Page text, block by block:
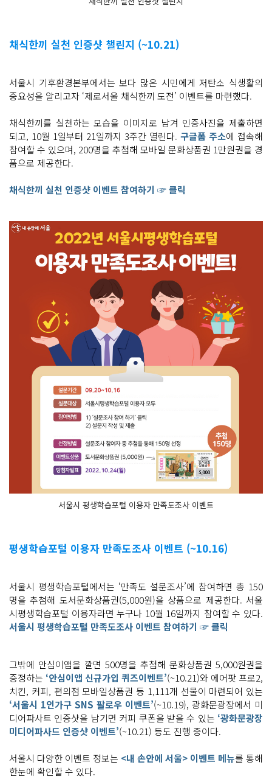
채식한끼 실천 인증샷 챌린지 (~10.21)
서울시 기후환경본부에서는 보다 많은 시민에게 저탄소 식생활의
중요성을 알리고자 ‘제로서울 채식한끼 도전’ 이벤트를 마련했다.
채식한끼를 실천하는 모습을 이미지로 남겨 인증사진을 제출하면
되고, 10월 1일부터 21일까지 3주간 열린다. 구글폼 주소에 접속해
참여할 수 있으며, 200명을 추첨해 모바일 문화상품권 1만원권을 경
품으로 제공한다.
채식한끼 실천 인증샷 이벤트 참여하기 ☞ 클릭
서울시 평생학습포털 이용자 만족도조사 이벤트
평생학습포털 이용자 만족도조사 이벤트 (~10.16)
서울시 평생학습포털에서는 ‘만족도 설문조사’에 참여하면 총 150
명을 추첨해 도서문화상품권(5,000원)을 상품으로 제공한다. 서울
시평생학습포털 이용자라면 누구나 10월 16일까지 참여할 수 있다.
서울시 평생학습포털 만족도조사 이벤트 참여하기 ☞ 클릭
그밖에 안심이앱을 깔면 500명을 추첨해 문화상품권 5,000원권을
증정하는 ‘안심이앱 신규가입 퀴즈이벤트’(~10.21)와 에어팟 프로2,
치킨, 커피, 편의점 모바일상품권 등 1,111개 선물이 마련되어 있는
‘서울시 1인가구 SNS 팔로우 이벤트’(~10.19), 광화문광장에서 미
디어파사트 인증샷을 남기면 커피 쿠폰을 받을 수 있는 ‘광화문광장
미디어파사드 인증샷 이벤트’(~10.21) 등도 진행 중이다.
서울시 다양한 이벤트 정보는 <내 손안에 서울> 이벤트 메뉴를 통해
한눈에 확인할 수 있다.